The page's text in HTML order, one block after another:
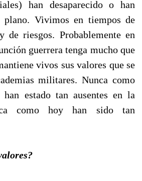
han desaparecido o han
plano. Vivimos en tiempos de
de riesgos. Probablemente en
guerrera tenga mucho que
vivos sus valores que se
militares. Nunca como
estado tan ausentes en la
como hoy han sido tan